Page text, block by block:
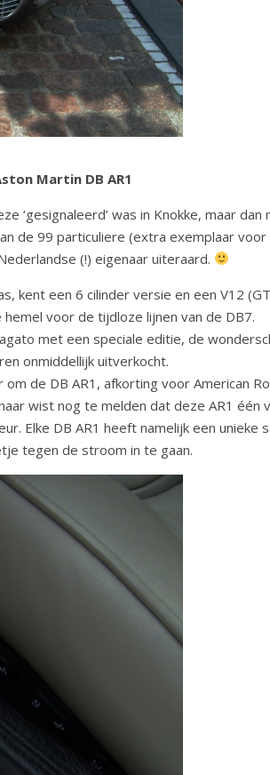
Martin DB AR1
‘gesignaleerd’ was in Knokke, maar dan
de 99 particuliere (extra exemplaar
(!) eigenaar uiteraard.
kent een 6 cilinder versie en een V12
voor de tijdloze lijnen van de DB7.
met een speciale editie, de
onmiddellijk uitverkocht.
de DB AR1, afkorting voor American
wist nog te melden dat deze AR1 één
Elke DB AR1 heeft namelijk een unieke
tegen de stroom in te gaan.